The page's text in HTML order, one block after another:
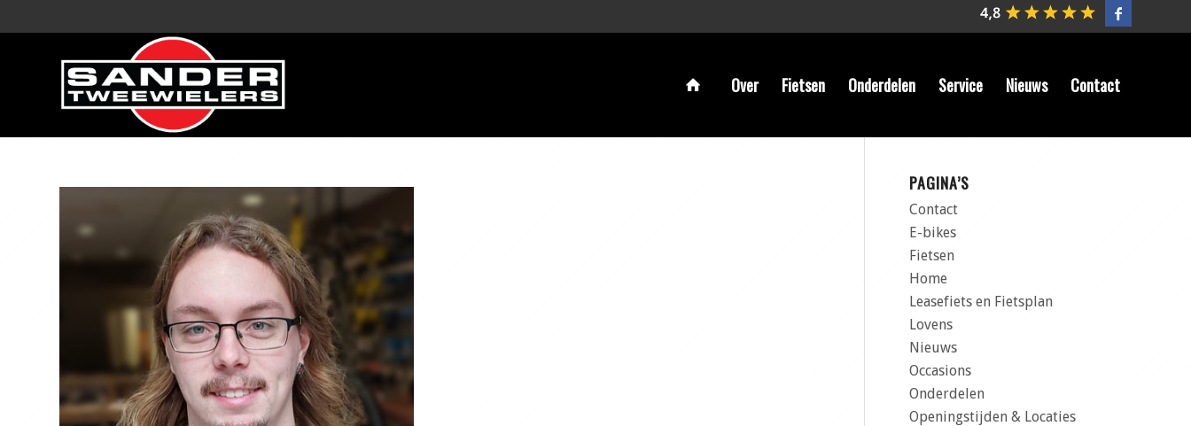
Over Fietsen Onderdelen Service Nieuws Contact
PAGINA’S
Contact
E-bikes
Fietsen
Home
Leasefiets en Fietsplan
Lovens
Nieuws
Occasions
Onderdelen
Openingstijden & Locaties